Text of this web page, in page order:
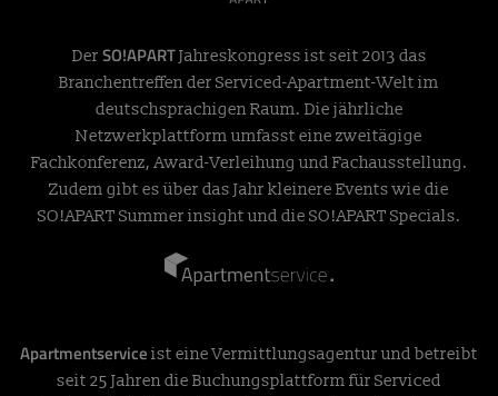
Der SO!APARTJahreskongress ist seit 2013 das
Branchentreffen der Serviced-Apartment-Welt im
deutschsprachigen Raum. Die jährliche
Netzwerkplattform umfasst eine zweitägige
Fachkonferenz, Award-Verleihung und Fachausstellung.
Zudem gibt es über das Jahr kleinere Events wie die
SO!APART Summer insight und die SO!APART Specials.
Apartmentservice ist eine Vermittlungsagentur und betreibt
seit 25 Jahren die Buchungsplattform für Serviced